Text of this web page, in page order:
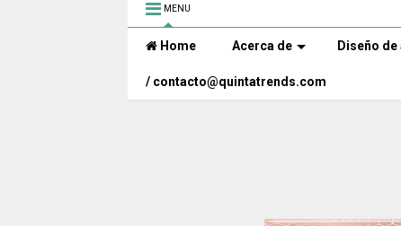
MENU
Home Acerca de Diseño
/ contacto@quintatrends.com